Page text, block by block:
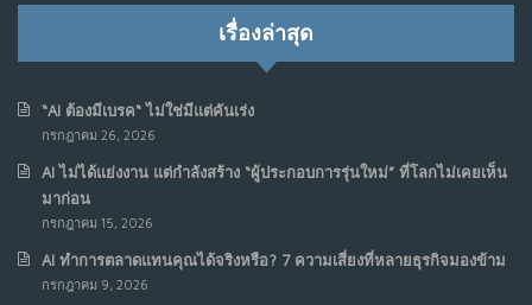
รัฐอาจเป็นจุดเริ่มต้นของ “ขบวนการประท้วงดิจิทัล” ครั้งใหม่
6
7
เมื่อรัฐบาลเริ่มคิดแบบแพลตฟอร์ม : AI กำลังเปลี่ยนรัฐ
ราชการไปตลอดกาล
เรื่องล่าสุด
“AI ต้องมีเบรค“ ไม่ใช่มีแต่คันเร่ง
กรกฎาคม 26, 2026
AI ไม่ได้แย่งงาน แต่กำลังสร้าง “ผู้ประกอบการรุ่นใหม่” ที่โลกไม่เคยเห็น
มาก่อน
กรกฎาคม 15, 2026
AI ทำการตลาดแทนคุณได้จริงหรือ? 7 ความเสี่ยงที่หลายธุรกิจมองข้าม
กรกฎาคม 9, 2026